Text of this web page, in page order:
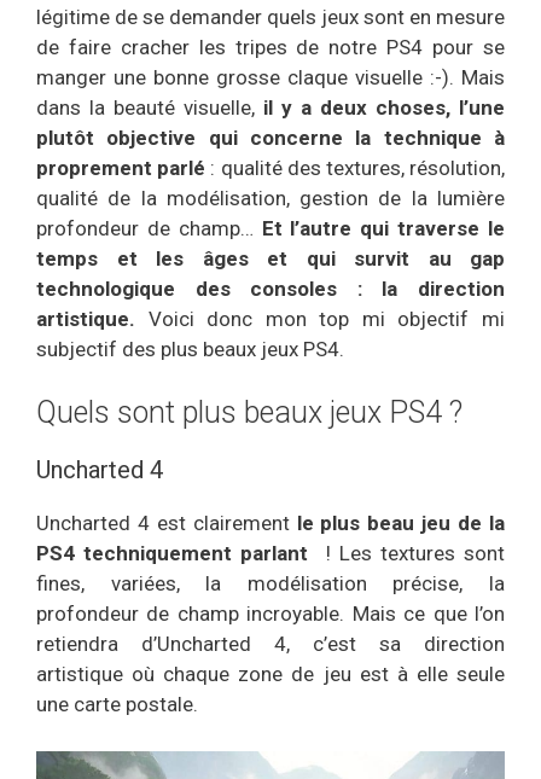
légitime de se demander quels jeux sont en mesure
de faire cracher les tripes de notre PS4 pour se
manger une bonne grosse claque visuelle :-). Mais
dans la beauté visuelle, il y a deux choses, l’une
plutôt objective qui concerne la technique à
proprement parlé : qualité des textures, résolution,
qualité de la modélisation, gestion de la lumière
profondeur de champ… Et l’autre qui traverse le
temps et les âges et qui survit au gap
technologique des consoles : la direction
artistique. Voici donc mon top mi objectif mi
subjectif des plus beaux jeux PS4.
Quels sont plus beaux jeux PS4 ?
Uncharted 4
Uncharted 4 est clairement le plus beau jeu de la
PS4 techniquement parlant ! Les textures sont
fines, variées, la modélisation précise, la
profondeur de champ incroyable. Mais ce que l’on
retiendra d’Uncharted 4, c’est sa direction
artistique où chaque zone de jeu est à elle seule
une carte postale.